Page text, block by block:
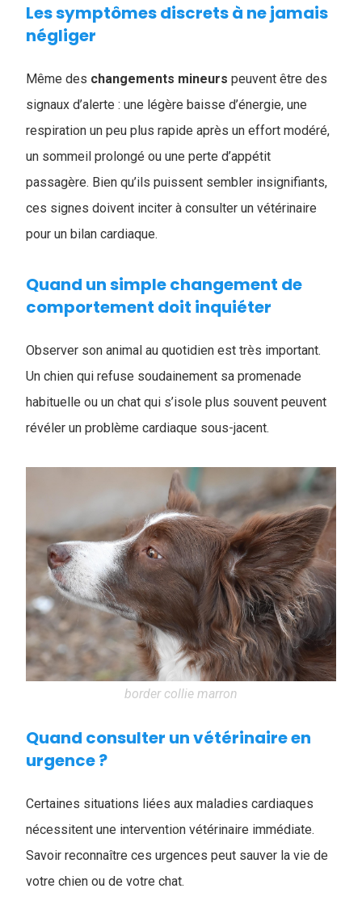
Les symptômes discrets à ne jamais
négliger
Même des changements mineurs peuvent être des
signaux d’alerte : une légère baisse d’énergie, une
respiration un peu plus rapide après un effort modéré,
un sommeil prolongé ou une perte d’appétit
passagère. Bien qu’ils puissent sembler insignifiants,
ces signes doivent inciter à consulter un vétérinaire
pour un bilan cardiaque.
Quand un simple changement de
comportement doit inquiéter
Observer son animal au quotidien est très important.
Un chien qui refuse soudainement sa promenade
habituelle ou un chat qui s’isole plus souvent peuvent
révéler un problème cardiaque sous-jacent.
border collie marron
Quand consulter un vétérinaire en
urgence ?
Certaines situations liées aux maladies cardiaques
nécessitent une intervention vétérinaire immédiate.
Savoir reconnaître ces urgences peut sauver la vie de
votre chien ou de votre chat.